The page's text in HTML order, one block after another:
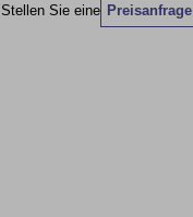
Stellen Sie eine Preisanfrage